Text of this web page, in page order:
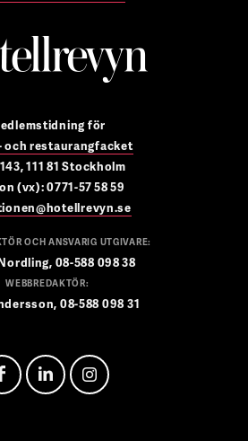
för
och restaurangfacket
111 81 Stockholm
(vx): 0771-57 58 59
OCH ANSVARIG UTGIVARE:
08-588 098 38
WEBBREDAKTÖR:
08-588 098 31